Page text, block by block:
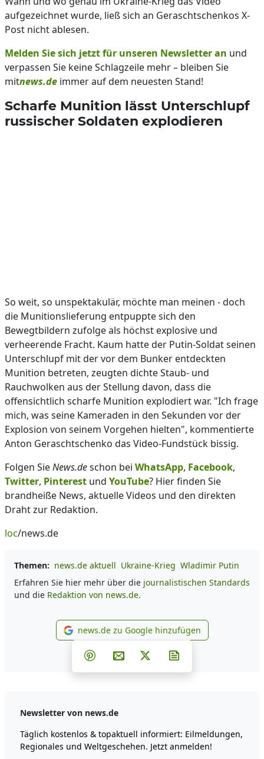
aufgezeichnet wurde, ließ sich an Geraschtschenkos X-
Post nicht ablesen.
Melden Sie sich jetzt für unseren Newsletter an und
verpassen Sie keine Schlagzeile mehr – bleiben Sie
mitnews.de immer auf dem neuesten Stand!
Scharfe Munition lässt Unterschlupf
russischer Soldaten explodieren
So weit, so unspektakulär, möchte man meinen - doch
die Munitionslieferung entpuppte sich den
Bewegtbildern zufolge als höchst explosive und
verheerende Fracht. Kaum hatte der Putin-Soldat seinen
Unterschlupf mit der vor dem Bunker entdeckten
Munition betreten, zeugten dichte Staub- und
Rauchwolken aus der Stellung davon, dass die
offensichtlich scharfe Munition explodiert war. "Ich frage
mich, was seine Kameraden in den Sekunden vor der
Explosion von seinem Vorgehen hielten", kommentierte
Anton Geraschtschenko das Video-Fundstück bissig.
Folgen SieNews.deschon bei WhatsApp, Facebook,
Twitter, Pinterest und YouTube? Hier finden Sie
brandheiße News, aktuelle Videos und den direkten
Draht zur Redaktion.
loc/news.de
Themen: news.de aktuell Ukraine-Krieg Wladimir Putin
Erfahren Sie hier mehr über die journalistischen Standards
und die Redaktion von news.de.
news.de zu Google
news.de zu Google hinzufügen
Teilen auf Facebook
Teilen auf Whatsapp
Teilen auf Telegram
Teilen auf Pinterest
Per E-Mail teilen
Post auf X
Newsletter von news.de
Täglich kostenlos & topaktuell informiert: Eilmeldungen,
Regionales und Weltgeschehen. Jetzt anmelden!